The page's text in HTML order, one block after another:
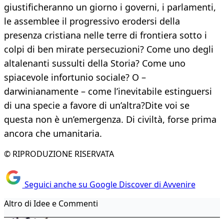
giustificheranno un giorno i governi, i parlamenti,
le assemblee il progressivo erodersi della
presenza cristiana nelle terre di frontiera sotto i
colpi di ben mirate persecuzioni? Come uno degli
altalenanti sussulti della Storia? Come uno
spiacevole infortunio sociale? O –
darwinianamente – come l’inevitabile estinguersi
di una specie a favore di un’altra?Dite voi se
questa non è un’emergenza. Di civiltà, forse prima
ancora che umanitaria.
© RIPRODUZIONE RISERVATA
Seguici anche su Google Discover di Avvenire
Altro di Idee e Commenti